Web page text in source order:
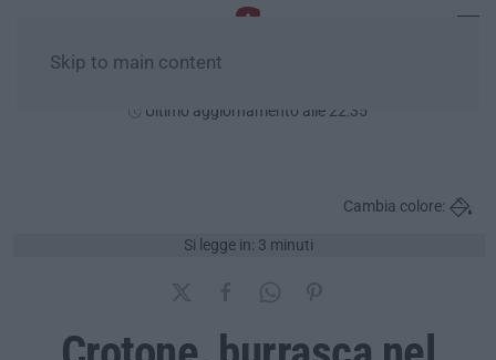
Skip to main content
Ultimo aggiornamento alle 22:35
Si legge in: 3 minuti
Cambia colore: